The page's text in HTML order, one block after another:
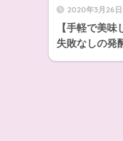
2020年3月26日
【手軽で美
失敗なしの発